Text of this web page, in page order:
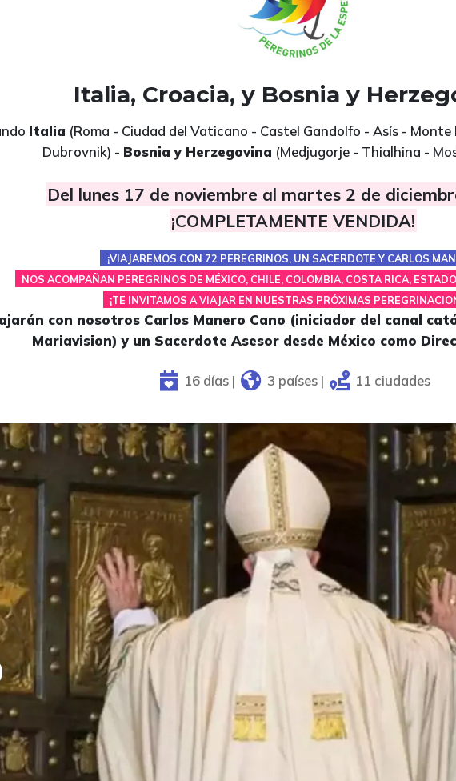
Italia, Croacia, y Bosnia y
Italia (Roma - Ciudad del Vaticano - Castel Gandolfo - Asís - Monte
Dubrovnik) - Bosnia y Herzegovina (Medjugorje - Thialhina -
Del lunes 17 de noviembre al martes 2 de
¡COMPLETAMENTE VENDIDA!
¡VIAJAREMOS CON 72 PEREGRINOS, UN SACERDOTE Y CARLOS
NOS ACOMPAÑAN PEREGRINOS DE MÉXICO, CHILE, COLOMBIA, COSTA RICA,
¡TE INVITAMOS A VIAJAR EN NUESTRAS PRÓXIMAS
con nosotros Carlos Manero Cano (iniciador del canal
Mariavision) y un Sacerdote Asesor desde México como
16 días | 3 países | 11 ciudades